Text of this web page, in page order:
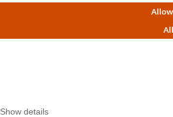
Show details